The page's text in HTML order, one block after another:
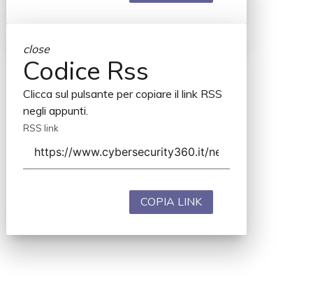
close
Codice Rss
Clicca sul pulsante per copiare il link RSS
negli appunti.
RSS link
COPIA LINK